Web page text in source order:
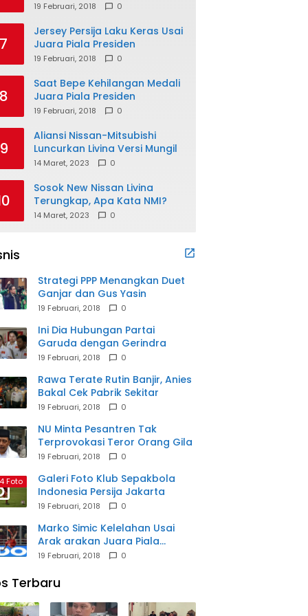
Presiden
19 Februari, 2018 0
7
Jersey Persija Laku Keras Usai
Juara Piala Presiden
19 Februari, 2018 0
Saat Bepe Kehilangan Medali
Juara Piala Presiden
19 Februari, 2018 0
Aliansi Nissan-Mitsubishi
Luncurkan Livina Versi Mungil
14 Maret, 2023 0
Sosok New Nissan Livina
Terungkap, Apa Kata NMI?
14 Maret, 2023 0
Strategi PPP Menangkan Duet
Ganjar dan Gus Yasin
19 Februari, 2018 0
Ini Dia Hubungan Partai
Garuda dengan Gerindra
19 Februari, 2018 0
Rawa Terate Rutin Banjir, Anies
Bakal Cek Pabrik Sekitar
19 Februari, 2018 0
NU Minta Pesantren Tak
Terprovokasi Teror Orang Gila
19 Februari, 2018 0
4 Foto
Galeri Foto Klub Sepakbola
Indonesia Persija Jakarta
19 Februari, 2018 0
Marko Simic Kelelahan Usai
Arak arakan Juara Piala
Presiden
19 Februari, 2018 0
Terbaru